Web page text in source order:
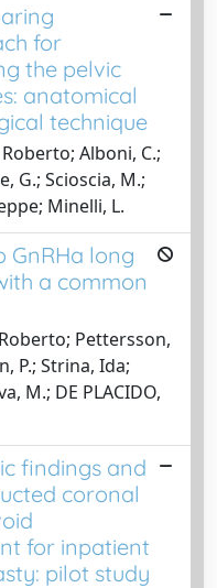
for
the pelvic
anatomical
technique
Alboni, C.;
G.; Scioscia, M.;
Minelli, L.
GnRHa long
a common
Pettersson,
P.; Strina, Ida;
M.; DE PLACIDO,
findings and
coronal
for inpatient
pilot study